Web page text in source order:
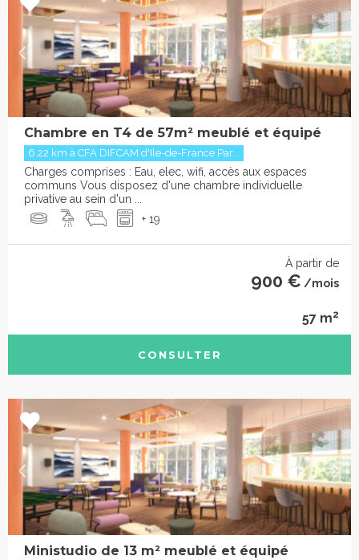
Chambre en T4 de 57m² meublé et équipé
6.22 km à CFA DIFCAM d'Ile-de-France Par...
Charges comprises : Eau, elec, wifi, accès aux espaces
communs Vous disposez d'une chambre individuelle
privative au sein d'un ...
+ 19
À partir de
900 € /mois
57 m2
CONSULTER
Ministudio de 13 m² meublé et équipé